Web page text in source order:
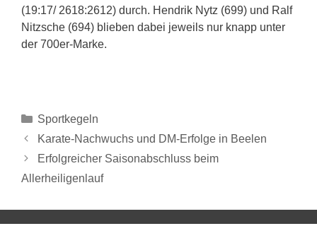
(19:17/ 2618:2612) durch. Hendrik Nytz (699) und Ralf
Nitzsche (694) blieben dabei jeweils nur knapp unter
der 700er-Marke.
Sportkegeln
Karate-Nachwuchs und DM-Erfolge in Beelen
Erfolgreicher Saisonabschluss beim
Allerheiligenlauf